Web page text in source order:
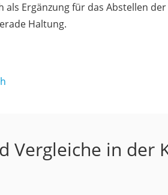
als Ergänzung für das Abstellen
Haltung.
Vergleiche in